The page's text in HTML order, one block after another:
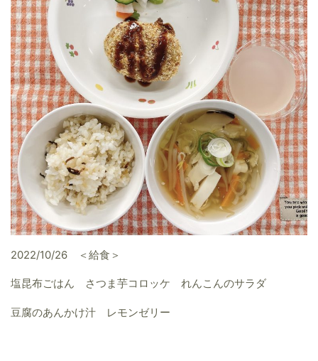
2022/10/26 ＜給食＞
塩昆布ごはん さつま芋コロッケ れんこんのサラダ
豆腐のあんかけ汁 レモンゼリー